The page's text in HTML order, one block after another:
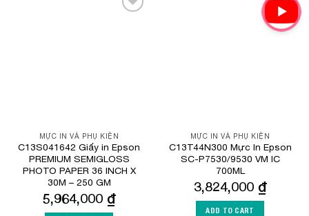
MỰC IN VÀ PHỤ KIỆN
C13S041642 Giấy in Epson
PREMIUM SEMIGLOSS
PHOTO PAPER 36 INCH X
30M – 250 GM
5,964,000 ₫
Add to
Wishlist
MỰC IN VÀ PHỤ KIỆN
C13T44N300 Mực In Epson
SC-P7530/9530 VM IC
700ML
3,824,000 ₫
ADD TO CART